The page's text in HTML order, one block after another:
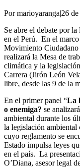
Por marioyaranga|26
Se abre el debate por
en el Perú. En el
Movimiento
realizará la Mesa de
climática y la
Carrera (Jirón León
libre, desde las 9 de la
En el primer panel “La
o enemiga? se
ambiental durante los
la legislación
cuyo reglamento se
Estado impulsa leyes
en el país. La
O’Diana, asesor legal